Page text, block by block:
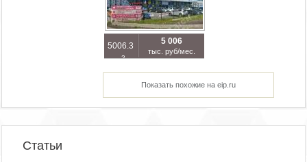
5006.3
м2
5 006
тыс. руб/мес.
Показать похожие на eip.ru
Статьи